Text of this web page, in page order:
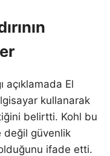
açıklamada El
kullanarak
belirtti. Kohl bu
değil güvenlik
olduğunu ifade etti.